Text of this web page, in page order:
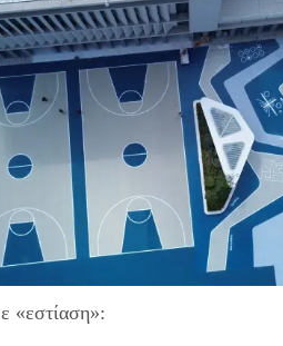
«εστίαση»: